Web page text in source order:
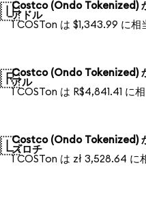
Costco (Ondo Tokenized)
アドル
1 COSTon は $1,343.99 に相
Costco (Ondo Tokenized)
アル
1 COSTon は R$4,841.41 に
Costco (Ondo Tokenized)
ズロチ
1 COSTon は zł 3,528.64 に